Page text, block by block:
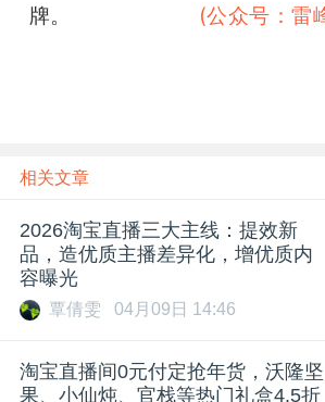
牌。
(公众号：雷
相关文章
2026淘宝直播三大主线：提效新
品，造优质主播差异化，增优质内
容曝光
覃倩雯 04月09日 14:46
淘宝直播间0元付定抢年货，沃隆坚
果、小仙炖、官栈等热门礼盒4.5折